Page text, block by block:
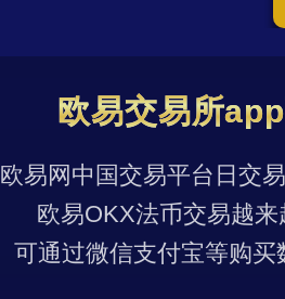
欧易交易所
欧易网中国交易平台日交
欧易OKX法币交易越来
可通过微信支付宝等购买